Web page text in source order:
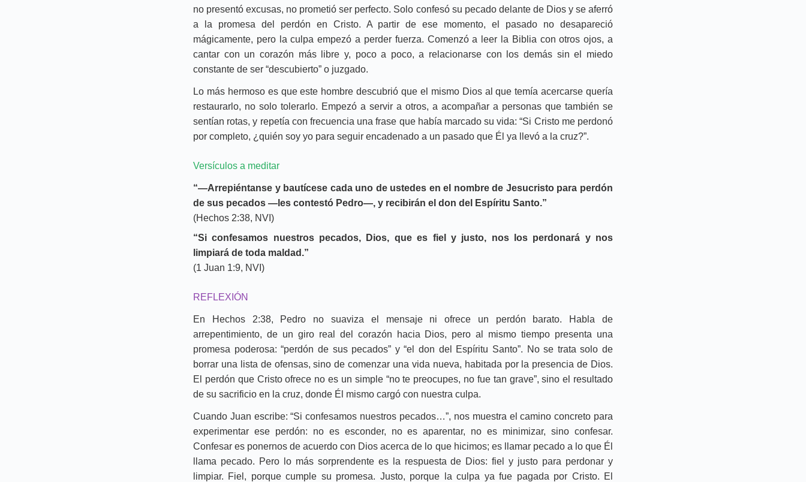
no presentó excusas, no prometió ser perfecto. Solo confesó su pecado delante de Dios y se aferró
a la promesa del perdón en Cristo. A partir de ese momento, el pasado no desapareció
mágicamente, pero la culpa empezó a perder fuerza. Comenzó a leer la Biblia con otros ojos, a
cantar con un corazón más libre y, poco a poco, a relacionarse con los demás sin el miedo
constante de ser “descubierto” o juzgado.
Lo más hermoso es que este hombre descubrió que el mismo Dios al que temía acercarse quería
restaurarlo, no solo tolerarlo. Empezó a servir a otros, a acompañar a personas que también se
sentían rotas, y repetía con frecuencia una frase que había marcado su vida: “Si Cristo me perdonó
por completo, ¿quién soy yo para seguir encadenado a un pasado que Él ya llevó a la cruz?”.
Versículos a meditar
“—Arrepiéntanse y bautícese cada uno de ustedes en el nombre de Jesucristo para perdón
de sus pecados —les contestó Pedro—, y recibirán el don del Espíritu Santo.”
(Hechos 2:38, NVI)
“Si confesamos nuestros pecados, Dios, que es fiel y justo, nos los perdonará y nos
limpiará de toda maldad.”
(1 Juan 1:9, NVI)
REFLEXIÓN
En Hechos 2:38, Pedro no suaviza el mensaje ni ofrece un perdón barato. Habla de
arrepentimiento, de un giro real del corazón hacia Dios, pero al mismo tiempo presenta una
promesa poderosa: “perdón de sus pecados” y “el don del Espíritu Santo”. No se trata solo de
borrar una lista de ofensas, sino de comenzar una vida nueva, habitada por la presencia de Dios.
El perdón que Cristo ofrece no es un simple “no te preocupes, no fue tan grave”, sino el resultado
de su sacrificio en la cruz, donde Él mismo cargó con nuestra culpa.
Cuando Juan escribe: “Si confesamos nuestros pecados…”, nos muestra el camino concreto para
experimentar ese perdón: no es esconder, no es aparentar, no es minimizar, sino confesar.
Confesar es ponernos de acuerdo con Dios acerca de lo que hicimos; es llamar pecado a lo que Él
llama pecado. Pero lo más sorprendente es la respuesta de Dios: fiel y justo para perdonar y
limpiar. Fiel, porque cumple su promesa. Justo, porque la culpa ya fue pagada por Cristo. El